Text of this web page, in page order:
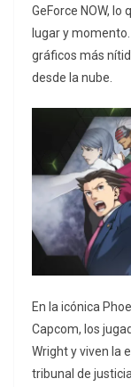
GeForce NOW,
lugar y
gráficos más
desde la nube.
En la icónica
Capcom, los
Wright y viven la
tribunal de